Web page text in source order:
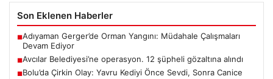
Son Eklenen Haberler
■Adıyaman Gerger’de Orman Yangını: Müdahale Çalışmaları
Devam Ediyor
■Avcılar Belediyesi’ne operasyon. 12 şüpheli gözaltına alındı
■Bolu’da Çirkin Olay: Yavru Kediyi Önce Sevdi, Sonra Canice